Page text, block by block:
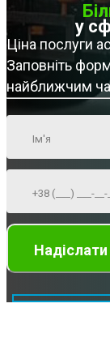
у
Ціна послуги
Заповніть
найближчим